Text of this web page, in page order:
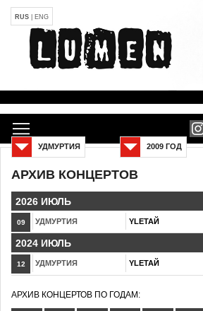
RUS ENG
АРХИВ КОНЦЕРТОВ
2009 ГОД
УДМУРТИЯ
2026 ИЮЛЬ
09 УДМУРТИЯ YLETAЙ
2024 ИЮЛЬ
12 УДМУРТИЯ YLETAЙ
АРХИВ КОНЦЕРТОВ ПО ГОДАМ: